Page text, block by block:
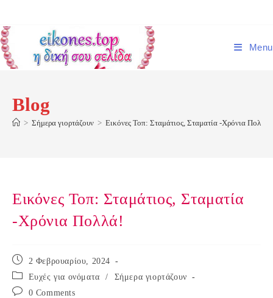
content
Menu
Blog
> Σήμερα γιορτάζουν > Εικόνες Τοπ: Σταμάτιος, Σταματία -Χρόνια Πολλά!
Εικόνες Τοπ: Σταμάτιος, Σταματία
-Χρόνια Πολλά!
Post
published:
2 Φεβρουαρίου, 2024
Post
category:
Ευχές για ονόματα /
Σήμερα γιορτάζουν
Post
0 Comments